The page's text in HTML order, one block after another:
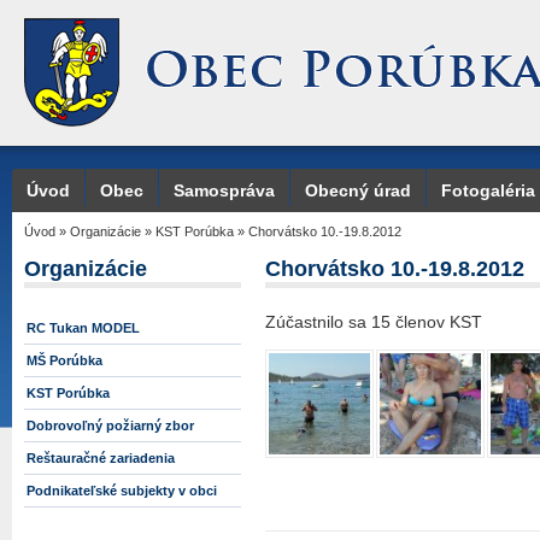
Úvod Obec Samospráva Obecný úrad Fotogaléria
Úvod » Organizácie » KST Porúbka » Chorvátsko 10.-19.8.2012
Organizácie
RC Tukan MODEL
MŠ Porúbka
KST Porúbka
Dobrovoľný požiarný zbor
Reštauračné zariadenia
Podnikateľské subjekty v obci
Chorvátsko 10.-19.8.2012
Zúčastnilo sa 15 členov KST